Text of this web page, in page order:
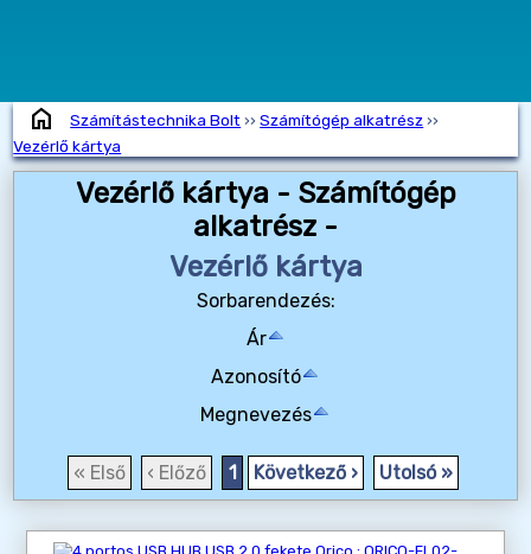
home Számítástechnika Bolt ››Számítógép alkatrész››
Vezérlő kártya
Vezérlő kártya - Számítógép
alkatrész -
Vezérlő kártya
Sorbarendezés:
Ár
Azonosító
Megnevezés
« Első ‹ Előző 1 Következő › Utolsó »